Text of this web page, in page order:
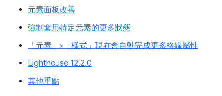
元素面板改善
強制套用特定元素的更多狀態
「元素」>「樣式」現在會自動完成更多格線屬性
Lighthouse 12.2.0
其他重點